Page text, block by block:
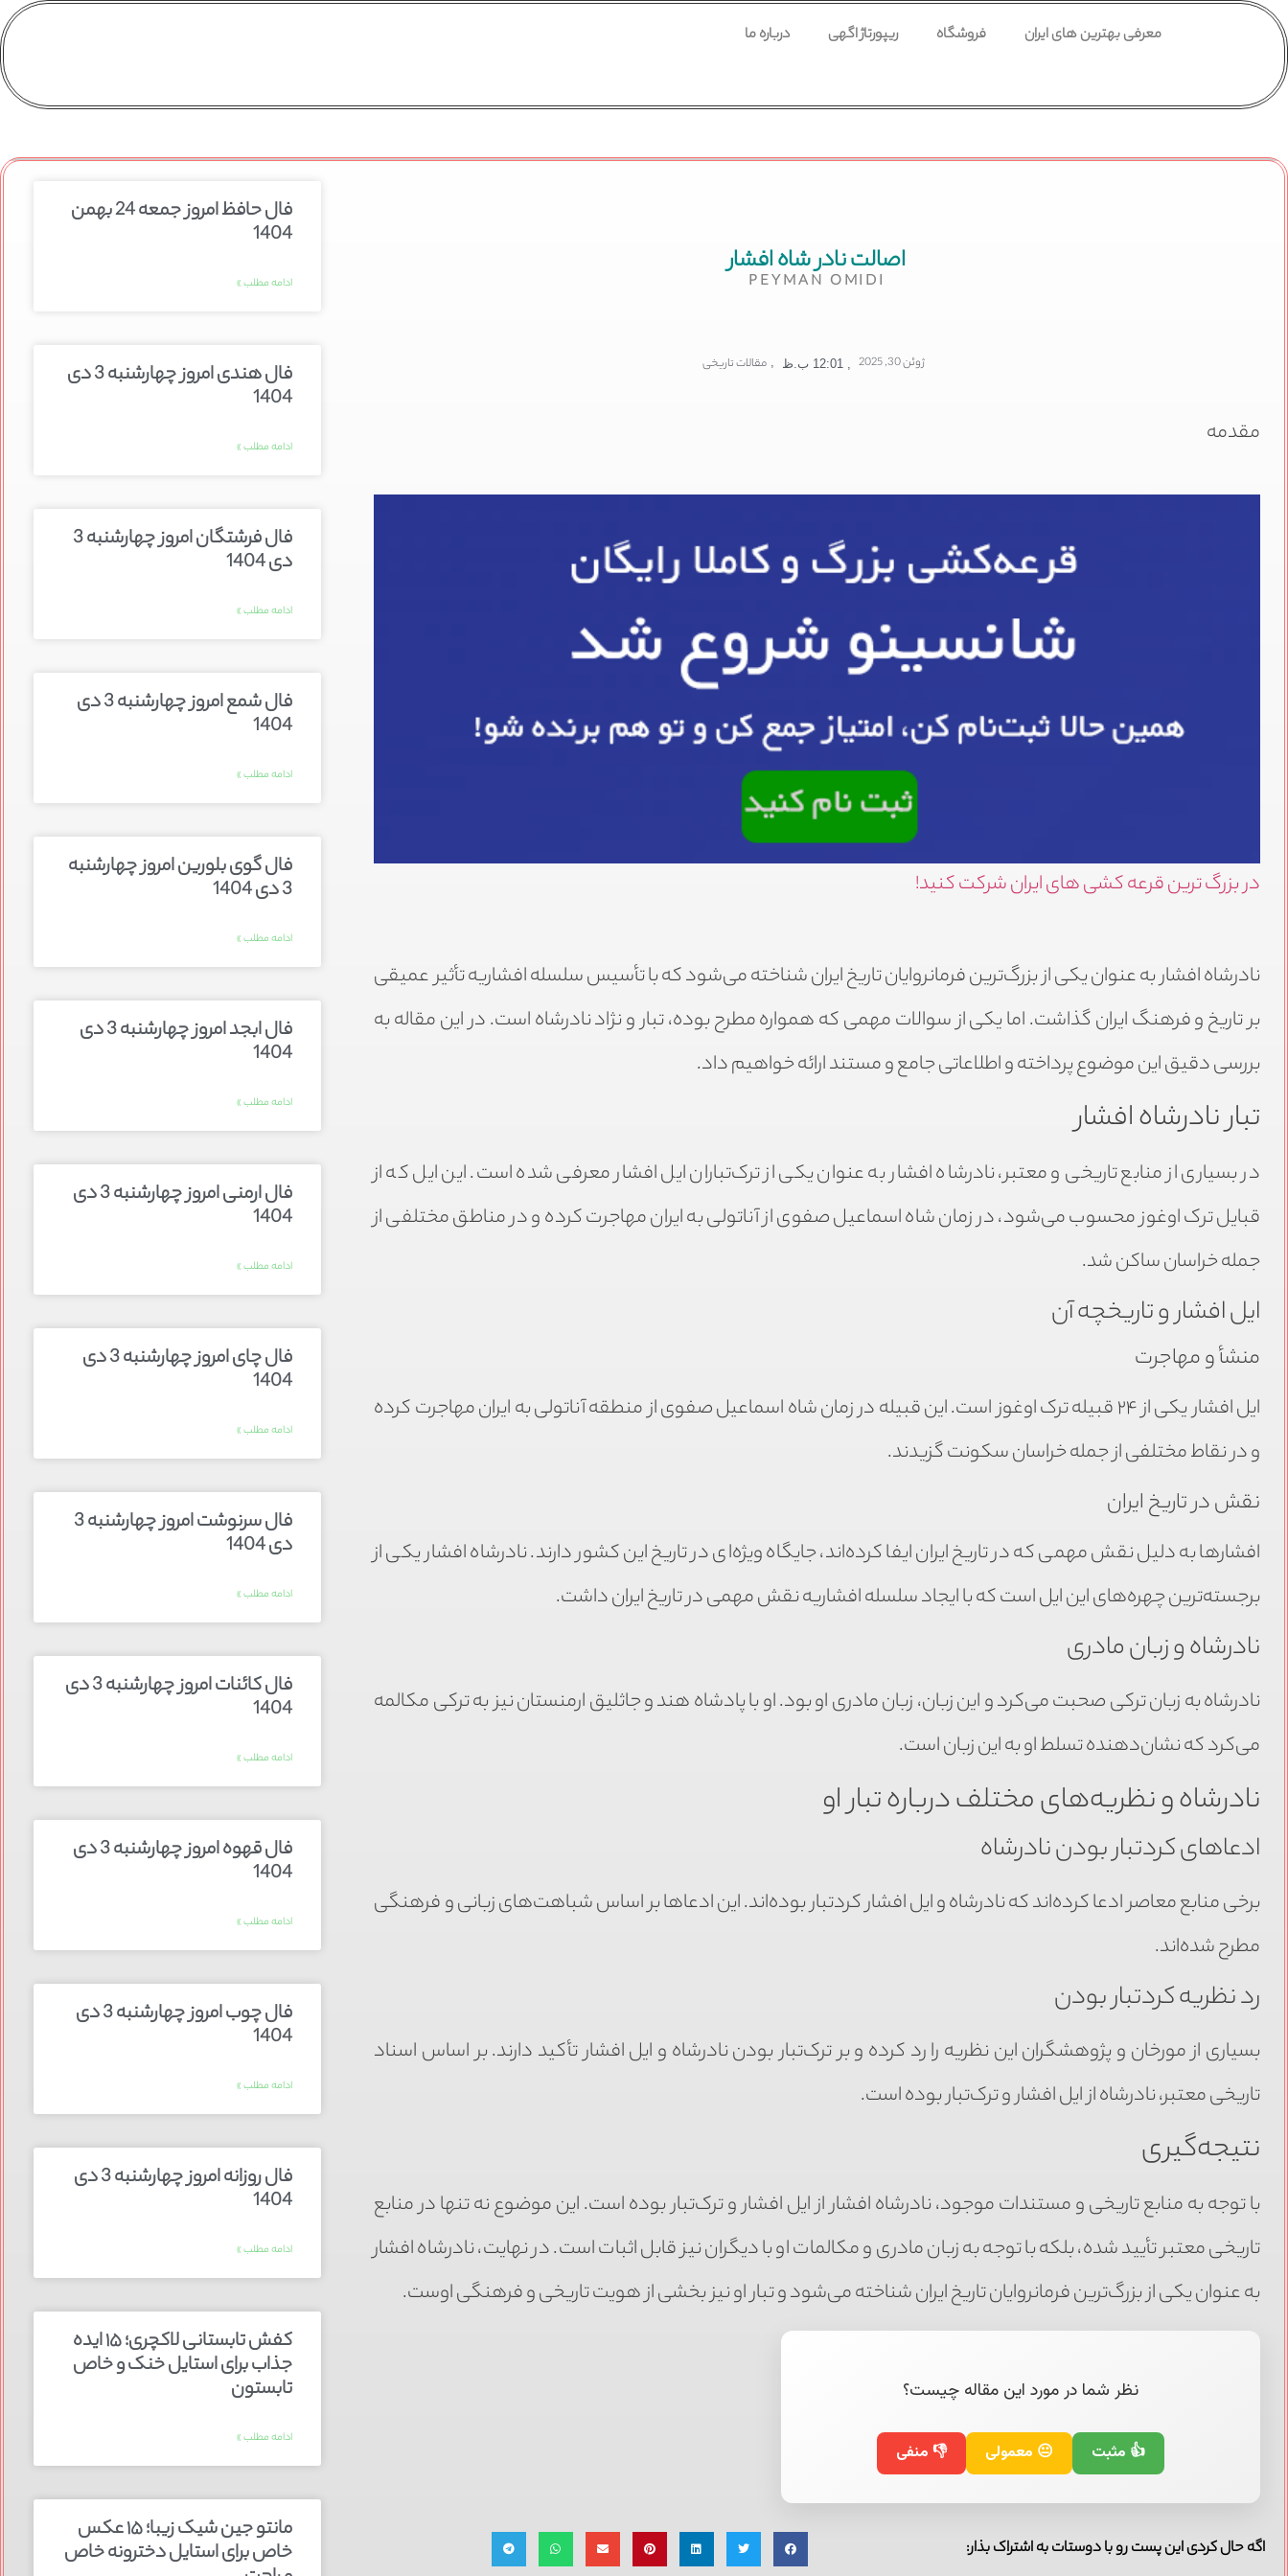
معرفی بهترین های ایران فروشگاه ریپورتاژ اگهی درباره ما
اصالت نادر شاه افشار
PEYMAN OMIDI
ژوئن 30, 2025 12:01 ب.ظ , مقالات تاریخی
مقدمه
در بزرگ ترین قرعه کشی های ایران شرکت کنید!
نادرشاه افشار به عنوان یکی از بزرگ‌ترین فرمانروایان تاریخ ایران شناخته می‌شود که با تأسیس سلسله افشاریه تأثیر عمیقی
بر تاریخ و فرهنگ ایران گذاشت. اما یکی از سوالات مهمی که همواره مطرح بوده، تبار و نژاد نادرشاه است. در این مقاله به
بررسی دقیق این موضوع پرداخته و اطلاعاتی جامع و مستند ارائه خواهیم داد.
تبار نادرشاه افشار
در بسیاری از منابع تاریخی و معتبر، نادرشاه افشار به عنوان یکی از ترک‌تباران ایل افشار معرفی شده است. این ایل که از
قبایل ترک اوغوز محسوب می‌شود، در زمان شاه اسماعیل صفوی از آناتولی به ایران مهاجرت کرده و در مناطق مختلفی از
جمله خراسان ساکن شد.
ایل افشار و تاریخچه آن
منشأ و مهاجرت
ایل افشار یکی از ۲۴ قبیله ترک اوغوز است. این قبیله در زمان شاه اسماعیل صفوی از منطقه آناتولی به ایران مهاجرت کرده
و در نقاط مختلفی از جمله خراسان سکونت گزیدند.
نقش در تاریخ ایران
افشارها به دلیل نقش مهمی که در تاریخ ایران ایفا کرده‌اند، جایگاه ویژه‌ای در تاریخ این کشور دارند. نادرشاه افشار یکی از
برجسته‌ترین چهره‌های این ایل است که با ایجاد سلسله افشاریه نقش مهمی در تاریخ ایران داشت.
نادرشاه و زبان مادری
نادرشاه به زبان ترکی صحبت می‌کرد و این زبان، زبان مادری او بود. او با پادشاه هند و جاثلیق ارمنستان نیز به ترکی مکالمه
می‌کرد که نشان‌دهنده تسلط او به این زبان است.
نادرشاه و نظریه‌های مختلف درباره تبار او
ادعاهای کردتبار بودن نادرشاه
برخی منابع معاصر ادعا کرده‌اند که نادرشاه و ایل افشار کردتبار بوده‌اند. این ادعاها بر اساس شباهت‌های زبانی و فرهنگی
مطرح شده‌اند.
رد نظریه کردتبار بودن
بسیاری از مورخان و پژوهشگران این نظریه را رد کرده و بر ترک‌تبار بودن نادرشاه و ایل افشار تأکید دارند. بر اساس اسناد
تاریخی معتبر، نادرشاه از ایل افشار و ترک‌تبار بوده است.
نتیجه‌گیری
با توجه به منابع تاریخی و مستندات موجود، نادرشاه افشار از ایل افشار و ترک‌تبار بوده است. این موضوع نه تنها در منابع
تاریخی معتبر تأیید شده، بلکه با توجه به زبان مادری و مکالمات او با دیگران نیز قابل اثبات است. در نهایت، نادرشاه افشار
به عنوان یکی از بزرگ‌ترین فرمانروایان تاریخ ایران شناخته می‌شود و تبار او نیز بخشی از هویت تاریخی و فرهنگی اوست.
نظر شما در مورد این مقاله چیست؟
👍 مثبت 😐 معمولی 👎 منفی
اگه حال کردی این پست رو با دوستات به اشتراک بذار:
فال حافظ امروز جمعه 24 بهمن
1404
ادامه مطلب »
فال هندی امروز چهارشنبه 3 دی
1404
ادامه مطلب »
فال فرشتگان امروز چهارشنبه 3
دی 1404
ادامه مطلب »
فال شمع امروز چهارشنبه 3 دی
1404
ادامه مطلب »
فال گوی بلورین امروز چهارشنبه
3 دی 1404
ادامه مطلب »
فال ابجد امروز چهارشنبه 3 دی
1404
ادامه مطلب »
فال ارمنی امروز چهارشنبه 3 دی
1404
ادامه مطلب »
فال چای امروز چهارشنبه 3 دی
1404
ادامه مطلب »
فال سرنوشت امروز چهارشنبه 3
دی 1404
ادامه مطلب »
فال کائنات امروز چهارشنبه 3 دی
1404
ادامه مطلب »
فال قهوه امروز چهارشنبه 3 دی
1404
ادامه مطلب »
فال چوب امروز چهارشنبه 3 دی
1404
ادامه مطلب »
فال روزانه امروز چهارشنبه 3 دی
1404
ادامه مطلب »
کفش تابستانی لاکچری؛ ۱۵ ایده‌
جذاب برای استایل خنک و خاص
تابستون
ادامه مطلب »
مانتو جین شیک زیبا؛ ۱۵ عکس
خاص برای استایل دخترونه خاص